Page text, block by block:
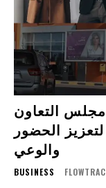
مجلس التعاون
الحضور
والوعي
BUSINESS